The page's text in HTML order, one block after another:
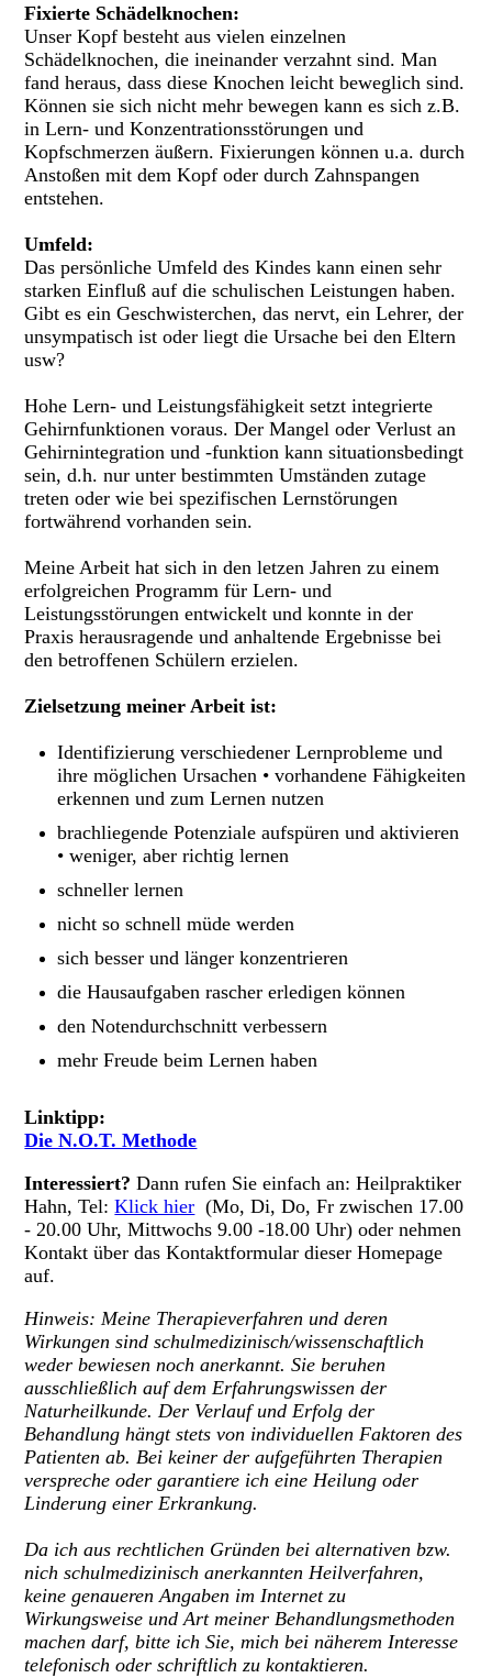
Fixierte Schädelknochen:
Unser Kopf besteht aus vielen einzelnen
Schädelknochen, die ineinander verzahnt sind. Man
fand heraus, dass diese Knochen leicht beweglich sind.
Können sie sich nicht mehr bewegen kann es sich z.B.
in Lern- und Konzentrationsstörungen und
Kopfschmerzen äußern. Fixierungen können u.a. durch
Anstoßen mit dem Kopf oder durch Zahnspangen
entstehen.
Umfeld:
Das persönliche Umfeld des Kindes kann einen sehr
starken Einfluß auf die schulischen Leistungen haben.
Gibt es ein Geschwisterchen, das nervt, ein Lehrer, der
unsympatisch ist oder liegt die Ursache bei den Eltern
usw?
Hohe Lern- und Leistungsfähigkeit setzt integrierte
Gehirnfunktionen voraus. Der Mangel oder Verlust an
Gehirnintegration und -funktion kann situationsbedingt
sein, d.h. nur unter bestimmten Umständen zutage
treten oder wie bei spezifischen Lernstörungen
fortwährend vorhanden sein.
Meine Arbeit hat sich in den letzen Jahren zu einem
erfolgreichen Programm für Lern- und
Leistungsstörungen entwickelt und konnte in der
Praxis herausragende und anhaltende Ergebnisse bei
den betroffenen Schülern erzielen.
Zielsetzung meiner Arbeit ist:
Identifizierung verschiedener Lernprobleme und
ihre möglichen Ursachen • vorhandene Fähigkeiten
erkennen und zum Lernen nutzen
brachliegende Potenziale aufspüren und aktivieren
• weniger, aber richtig lernen
schneller lernen
nicht so schnell müde werden
sich besser und länger konzentrieren
die Hausaufgaben rascher erledigen können
den Notendurchschnitt verbessern
mehr Freude beim Lernen haben
Linktipp:
Die N.O.T. Methode
Interessiert? Dann rufen Sie einfach an: Heilpraktiker
Hahn, Tel:Klick hier (Mo, Di, Do, Fr zwischen 17.00
- 20.00 Uhr, Mittwochs 9.00 -18.00 Uhr) oder nehmen
Kontakt über das Kontaktformular dieser Homepage
auf.
Hinweis: Meine Therapieverfahren und deren
Wirkungen sind schulmedizinisch/wissenschaftlich
weder bewiesen noch anerkannt. Sie beruhen
ausschließlich auf dem Erfahrungswissen der
Naturheilkunde. Der Verlauf und Erfolg der
Behandlung hängt stets von individuellen Faktoren des
Patienten ab. Bei keiner der aufgeführten Therapien
verspreche oder garantiere ich eine Heilung oder
Linderung einer Erkrankung.
Da ich aus rechtlichen Gründen bei alternativen bzw.
nich schulmedizinisch anerkannten Heilverfahren,
keine genaueren Angaben im Internet zu
Wirkungsweise und Art meiner Behandlungsmethoden
machen darf, bitte ich Sie, mich bei näherem Interesse
telefonisch oder schriftlich zu kontaktieren.